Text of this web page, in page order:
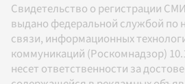
Свидетельство о регистрации
выдано федеральной службой по
связи, информационных
коммуникаций (Роскомнадзор)
несет ответственности за